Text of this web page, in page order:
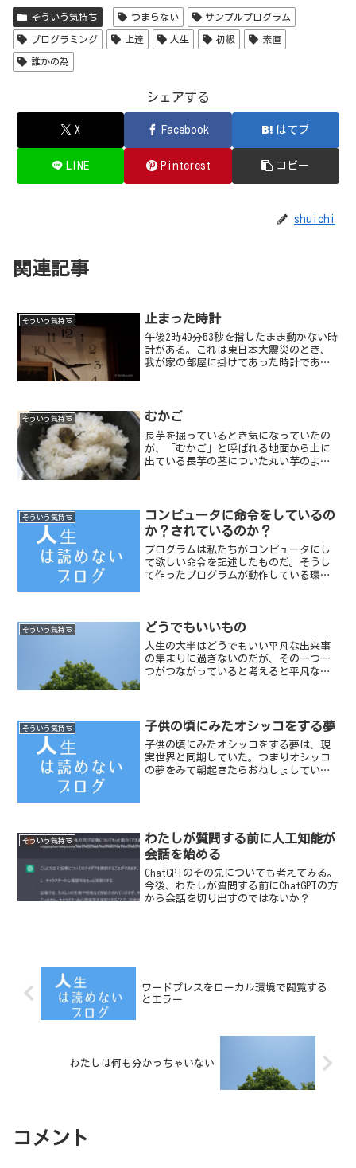
そういう気持ち つまらない サンプルプログラム
プログラミング 上達 人生 初級 素直
誰かの為
シェアする
X Facebook はてブ
LINE Pinterest コピー
shuichi
関連記事
そういう気持ち 止まった時計
午後2時49分53秒を指したまま動かない時
計がある。これは東日本大震災のとき、
我が家の部屋に掛けてあった時計であ
地震を忘れないように...
そういう気持ち むかご
長芋を掘っているとき気になっていたの
が、「むかご」と呼ばれる地面から上に
出ている長芋の茎についた丸い芋のよう
そういう気持ち
コンピュータに命令をしているの
か？されているのか？
プログラムは私たちがコンピュータにし
て欲しい命令を記述したものだ。そうし
て作ったプログラムが動作している環境
ていると言えるのだろうか？...
そういう気持ち どうでもいいもの
人生の大半はどうでもいい平凡な出来事
の集まりに過ぎないのだが、その一つ一
つがつながっていると考えると平凡な出
っているのかちっとも分から...
そういう気持ち 子供の頃にみたオシッコをする夢
子供の頃にみたオシッコをする夢は、現
実世界と同期していた。つまりオシッコ
の夢をみて朝起きたらおねしょしてい
そういう気持ち
わたしが質問する前に人工知能が
会話を始める
ChatGPTのその先についても考えてみる。
今後、わたしが質問する前にChatGPTの方
から会話を切り出すのではないか？
ワードプレスをローカル環境で閲覧する
とエラー
わたしは何も分かっちゃいない
コメント